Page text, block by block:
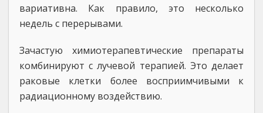
вариативна. Как правило, это несколько
недель с перерывами.
Зачастую химиотерапевтические препараты
комбинируют с лучевой терапией. Это делает
раковые клетки более восприимчивыми к
радиационному воздействию.